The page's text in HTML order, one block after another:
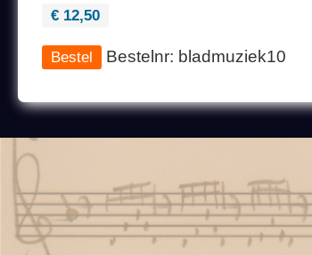
€ 12,50
Bestelnr: bladmuziek10